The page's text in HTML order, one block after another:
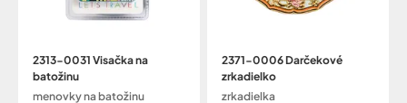
2313-0031 Visačka na
batožinu
menovky na batožinu
2371-0006 Darčekové
zrkadielko
zrkadielka